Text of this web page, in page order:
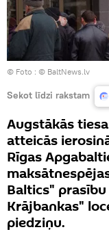
© Foto : © BaltNews.lv
Sekot līdzi rakstam
Augstākās
atteicās
Rīgas
Baltics"
Krājbankas"
piedziņu.